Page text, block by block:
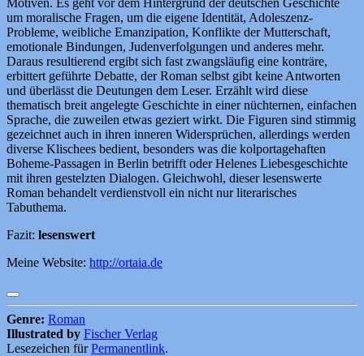
um moralische Fragen, um die eigene Identität, Adoleszenz-
Probleme, weibliche Emanzipation, Konflikte der Mutterschaft,
emotionale Bindungen, Judenverfolgungen und anderes mehr.
Daraus resultierend ergibt sich fast zwangsläufig eine konträre,
erbittert geführte Debatte, der Roman selbst gibt keine Antworten
und überlässt die Deutungen dem Leser. Erzählt wird diese
thematisch breit angelegte Geschichte in einer nüchternen, einfachen
Sprache, die zuweilen etwas geziert wirkt. Die Figuren sind stimmig
gezeichnet auch in ihren inneren Widersprüchen, allerdings werden
diverse Klischees bedient, besonders was die kolportagehaften
Boheme-Passagen in Berlin betrifft oder Helenes Liebesgeschichte
mit ihren gestelzten Dialogen. Gleichwohl, dieser lesenswerte
Roman behandelt verdienstvoll ein nicht nur literarisches
Tabuthema.
Fazit: lesenswert
Meine Website: http://ortaia.de
Genre: Roman
Illustrated by Fischer Verlag
Lesezeichen fürPermanentlink.